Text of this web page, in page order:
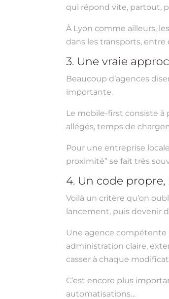
qui répond vite, partout,
À Lyon comme ailleurs,
dans les transports, entre
3. Une vraie
Beaucoup d’agences
importante.
Le mobile-first consiste à
allégés, temps de
Pour une entreprise
proximité” se fait très
4. Un code
Voilà un critère qu’on
lancement, puis devenir
Une agence compétente
administration claire,
casser à chaque
C’est encore plus
automatisations…